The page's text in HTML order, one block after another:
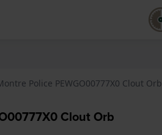
Police PEWGO00777X0 Clout Orb
Clout Orb